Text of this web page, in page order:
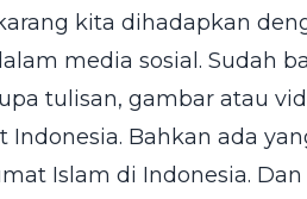
kita dihadapkan
media sosial. Sudah
tulisan, gambar atau
Indonesia. Bahkan ada
Islam di Indonesia.